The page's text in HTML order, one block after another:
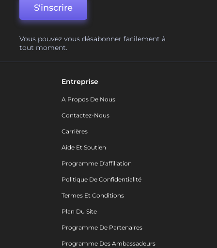
S'inscrire
Vous pouvez vous désabonner facilement à
tout moment.
Entreprise
A Propos De Nous
Contactez-Nous
Carrières
Aide Et Soutien
Programme D'affiliation
Politique De Confidentialité
Termes Et Conditions
Plan Du Site
Programme De Partenaires
Programme Des Ambassadeurs